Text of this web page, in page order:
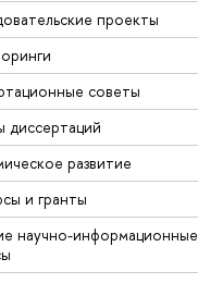
проекты
советы
диссертаций
развитие
и гранты
научно-информационные